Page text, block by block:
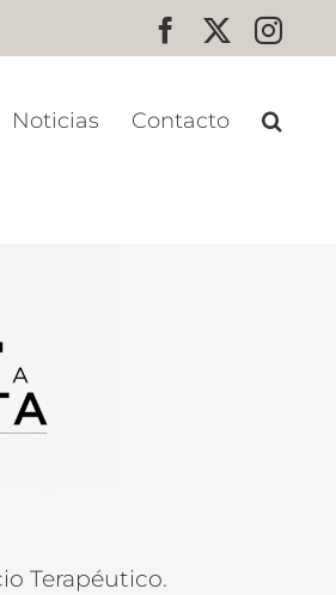
Facebook
Noticias Contacto
Terapéutico.